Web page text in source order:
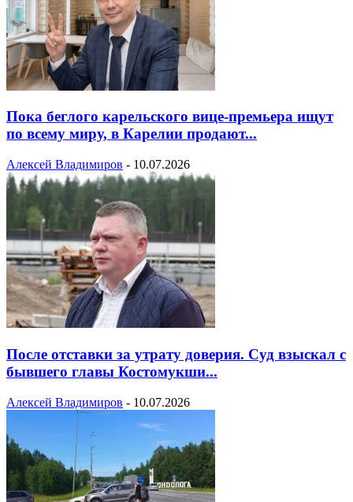
Пока беглого карельского вице-премьера ищут
по всему миру, в Карелии продают...
Алексей Владимиров - 10.07.2026
После отставки за утрату доверия. Суд взыскал с
бывшего главы Костомукши...
Алексей Владимиров - 10.07.2026